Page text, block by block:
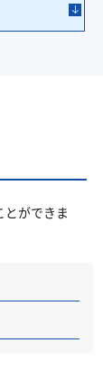
ができま